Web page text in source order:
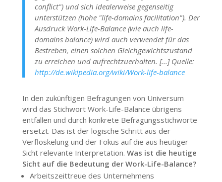
conflict") und sich idealerweise gegenseitig
unterstützen (hohe "life-domains facilitation"). Der
Ausdruck Work-Life-Balance (wie auch life-
domains balance) wird auch verwendet für das
Bestreben, einen solchen Gleichgewichtszustand
zu erreichen und aufrechtzuerhalten. [...] Quelle:
http://de.wikipedia.org/wiki/Work-life-balance
In den zukünftigen Befragungen von Universum
wird das Stichwort Work-Life-Balance übrigens
entfallen und durch konkrete Befragungsstichworte
ersetzt. Das ist der logische Schritt aus der
Verfloskelung und der Fokus auf die aus heutiger
Sicht relevante Interpretation. Was ist die heutige
Sicht auf die Bedeutung der Work-Life-Balance?
Arbeitszeittreue des Unternehmens